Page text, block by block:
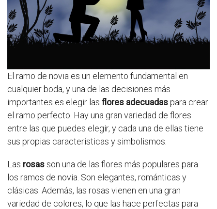
El ramo de novia es un elemento fundamental en
cualquier boda, y una de las decisiones más
importantes es elegir las flores adecuadaspara crear
el ramo perfecto. Hay una gran variedad de flores
entre las que puedes elegir, y cada una de ellas tiene
sus propias características y simbolismos.
Las rosasson una de las flores más populares para
los ramos de novia. Son elegantes, románticas y
clásicas. Además, las rosas vienen en una gran
variedad de colores, lo que las hace perfectas para